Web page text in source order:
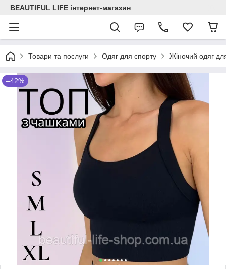
BEAUTIFUL LIFE інтернет-магазин
Товари та послуги Одяг для спорту Жіночий одяг
–42%